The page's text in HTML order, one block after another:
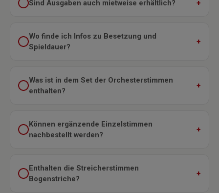
Sind Ausgaben auch mietweise erhältlich?
Wo finde ich Infos zu Besetzung und
Spieldauer?
Was ist in dem Set der Orchesterstimmen
enthalten?
Können ergänzende Einzelstimmen
nachbestellt werden?
Enthalten die Streicherstimmen
Bogenstriche?